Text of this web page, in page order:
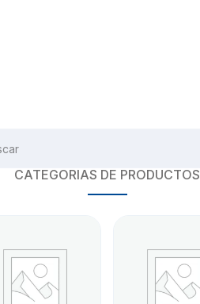
CATEGORIAS DE PRODUCTOS